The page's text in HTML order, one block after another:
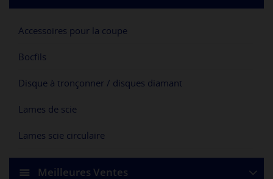
Accessoires pour la coupe
Bocfils
Disque à tronçonner / disques diamant
Lames de scie
Lames scie circulaire
Meilleures Ventes